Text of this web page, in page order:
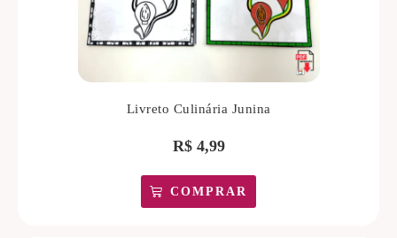
Livreto Culinária Junina
R$4,99
COMPRAR